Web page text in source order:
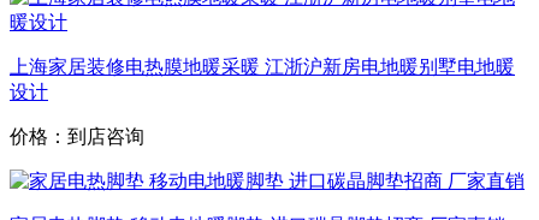
上海家居装修电热膜地暖采暖 江浙沪新房电地暖别墅电地暖
设计
价格：到店咨询